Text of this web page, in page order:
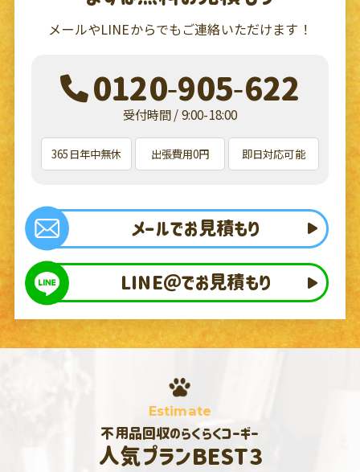
メールやLINEからでもご連絡いただけます！
0120-905-622
受付時間 / 9:00-18:00
365日年中無休 出張費用0円 即日対応可能
メールでお見積もり
LINE＠でお見積もり
Estimate
不用品回収のらくらくコーギー
人気プランBEST3